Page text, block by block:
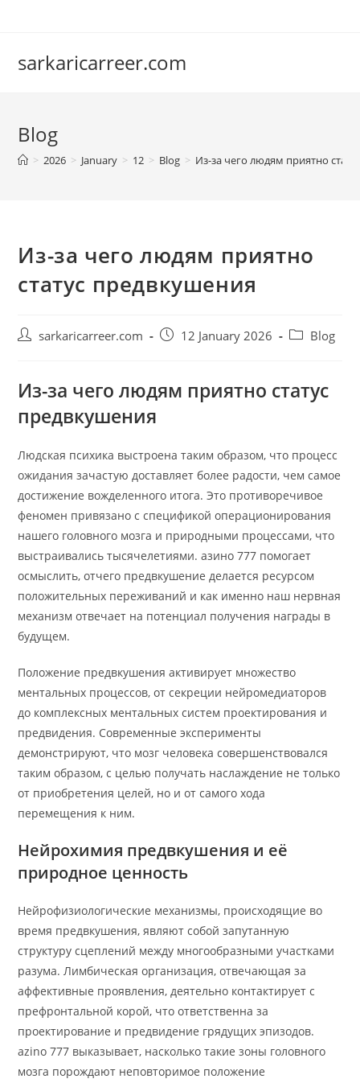
sarkaricarreer.com
Blog
> 2026 > January > 12 > Blog > Из-за чего людям приятно
Из-за чего людям приятно
статус предвкушения
Postsarkaricarreer.com
Post12 January 2026
PostBlog
Из-за чего людям приятно статус
предвкушения
Людская психика выстроена таким образом, что процесс
ожидания зачастую доставляет более радости, чем самое
достижение вожделенного итога. Это противоречивое
феномен привязано с спецификой операционирования
нашего головного мозга и природными процессами, что
выстраивались тысячелетиями. азино 777 помогает
осмыслить, отчего предвкушение делается ресурсом
положительных переживаний и как именно наш нервная
механизм отвечает на потенциал получения награды в
будущем.
Положение предвкушения активирует множество
ментальных процессов, от секреции нейромедиаторов
до комплексных ментальных систем проектирования и
предвидения. Современные эксперименты
демонстрируют, что мозг человека совершенствовался
таким образом, с целью получать наслаждение не только
от приобретения целей, но и от самого хода
перемещения к ним.
Нейрохимия предвкушения и её
природное ценность
Нейрофизиологические механизмы, происходящие во
время предвкушения, являют собой запутанную
структуру сцеплений между многообразными участками
разума. Лимбическая организация, отвечающая за
аффективные проявления, деятельно контактирует с
префронтальной корой, что ответственна за
проектирование и предвидение грядущих эпизодов.
azino 777 выказывает, насколько такие зоны головного
мозга порождают неповторимое положение